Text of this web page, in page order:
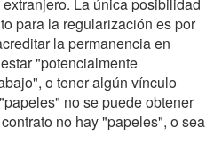
para la regularización es por
la permanencia en
"potencialmente
o tener algún vínculo
no se puede obtener
no hay "papeles", o sea